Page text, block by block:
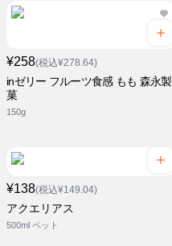
¥258(税込¥278.64)
inゼリー フルーツ食感 もも 森永製
菓
150g
¥138(税込¥149.04)
アクエリアス
500ml ペット